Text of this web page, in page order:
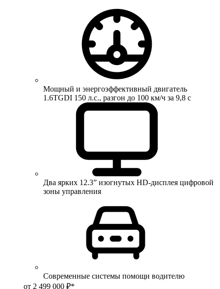
Мощный и энергоэффективный двигатель
1.6TGDI 150 л.с., разгон до 100 км/ч за 9,8 с
Два ярких 12.3” изогнутых HD-дисплея цифровой
зоны управления
Современные системы помощи водителю
от 2 499 000 ₽*